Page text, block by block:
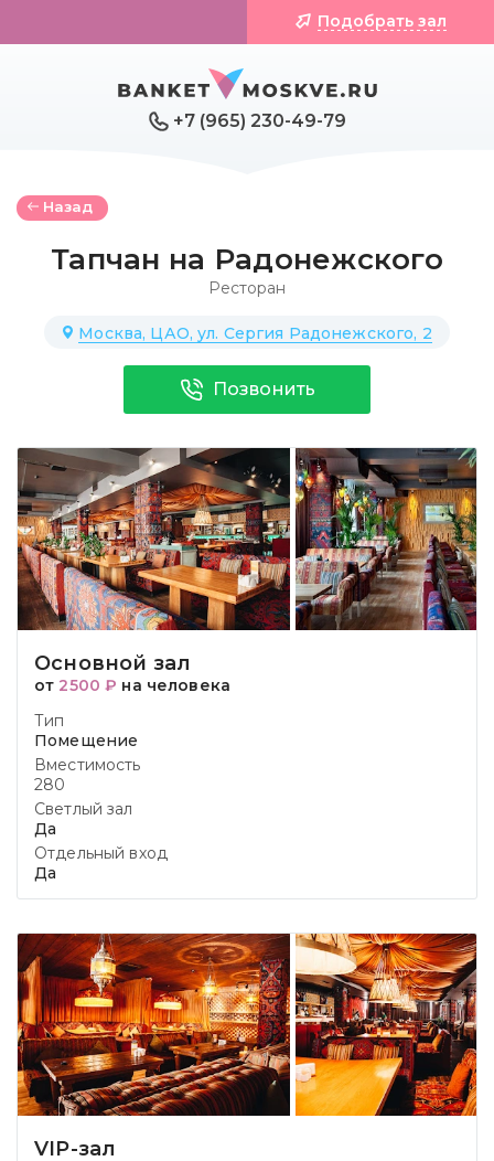
+7 (965) 230-49-79
Подобрать зал
Назад
Тапчан на Радонежского
Ресторан
Москва, ЦАО, ул. Сергия Радонежского, 2
Позвонить
Основной зал
от 2500 ₽ на человека
Тип
Помещение
Вместимость
280
Светлый зал
Да
Отдельный вход
Да
VIP-зал